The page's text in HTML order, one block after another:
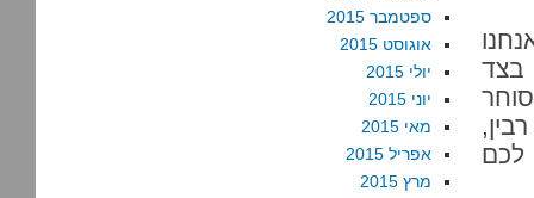
בצד
לכם
ספטמבר 2015
אוגוסט 2015
יולי 2015
יוני 2015
מאי 2015
אפריל 2015
מרץ 2015